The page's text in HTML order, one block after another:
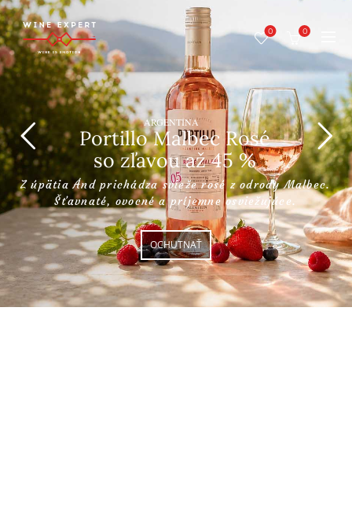
0 0
Z úpätia Ánd prichádza svieže rosé z odrody Malbec.
Šťavnaté, ovocné a príjemne osviežujúce.
OCHUTNAŤ
Portillo Malbec Rosé
so zľavou až 45 %
ARGENTÍNA